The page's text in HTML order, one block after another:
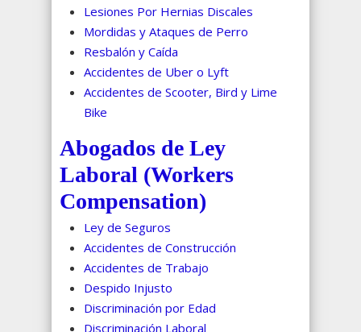
Lesiones Por Hernias Discales
Mordidas y Ataques de Perro
Resbalón y Caída
Accidentes de Uber o Lyft
Accidentes de Scooter, Bird y Lime
Bike
Abogados de Ley
Laboral (Workers
Compensation)
Ley de Seguros
Accidentes de Construcción
Accidentes de Trabajo
Despido Injusto
Discriminación por Edad
Discriminación Laboral